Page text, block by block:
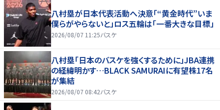
八村塁が日本代表活動へ決意「“黄金時代”いま
僕らがやらないと」ロス五輪は「一番大きな目標」
2026/08/07 11:25バスケ
八村塁「日本のバスケを強くするために」JBA連携
の経緯明かす…BLACK SAMURAIに有望株17名
が集結
2026/08/07 08:42バスケ